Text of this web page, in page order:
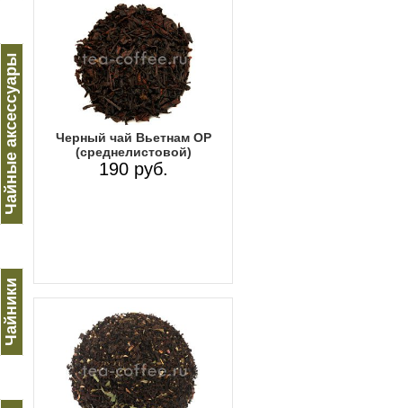
Чайные аксессуары
Чайники
Черный чай Вьетнам ОР
(среднелистовой)
190 руб.